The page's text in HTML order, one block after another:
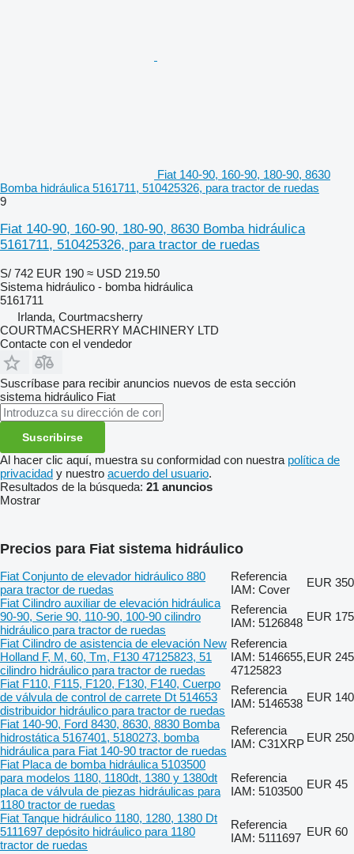
Fiat 140-90, 160-90, 180-90, 8630
Bomba hidráulica 5161711, 510425326, para tractor de ruedas
9
Fiat 140-90, 160-90, 180-90, 8630 Bomba hidráulica
5161711, 510425326, para tractor de ruedas
S/ 742 EUR 190 ≈ USD 219.50
Sistema hidráulico - bomba hidráulica
5161711
Irlanda, Courtmacsherry
COURTMACSHERRY MACHINERY LTD
Contacte con el vendedor
Suscríbase para recibir anuncios nuevos de esta sección
sistema hidráulico Fiat
Suscribirse
Al hacer clic aquí, muestra su conformidad con nuestra política de
privacidad y nuestro acuerdo del usuario.
Resultados de la búsqueda: 21 anuncios
Mostrar
Precios para Fiat sistema hidráulico
Fiat Conjunto de elevador hidráulico 880
para tractor de ruedas
Referencia
IAM: Cover
EUR 350
Fiat Cilindro auxiliar de elevación hidráulica
90-90, Serie 90, 110-90, 100-90 cilindro
hidráulico para tractor de ruedas
Referencia
IAM: 5126848 EUR 175
Fiat Cilindro de asistencia de elevación New
Holland F, M, 60, Tm, F130 47125823, 51
cilindro hidráulico para tractor de ruedas
Referencia
IAM: 5146655,
47125823
EUR 245
Fiat F110, F115, F120, F130, F140, Cuerpo
de válvula de control de carrete Dt 514653
distribuidor hidráulico para tractor de ruedas
Referencia
IAM: 5146538 EUR 140
Fiat 140-90, Ford 8430, 8630, 8830 Bomba
hidrostática 5167401, 5180273, bomba
hidráulica para Fiat 140-90 tractor de ruedas
Referencia
IAM: C31XRP EUR 250
Fiat Placa de bomba hidráulica 5103500
para modelos 1180, 1180dt, 1380 y 1380dt
placa de válvula de piezas hidráulicas para
1180 tractor de ruedas
Referencia
IAM: 5103500
EUR 45
Fiat Tanque hidráulico 1180, 1280, 1380 Dt
5111697 depósito hidráulico para 1180
tractor de ruedas
Referencia
IAM: 5111697 EUR 60